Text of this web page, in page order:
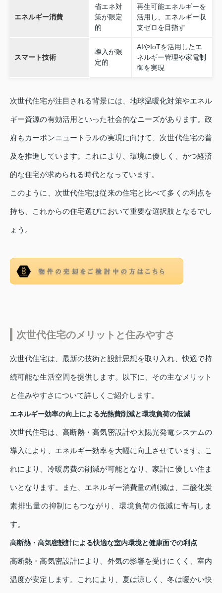
エネルギー消費
省エネ対
策が限定
的
再生可能エネルギーを
活用し、エネルギー収
支ゼロを目指す
スマート技術
導入が限
定的
AIやIoTを活用したエ
ネルギー管理や家電制
御を実現
次世代住宅が注目される背景には、地球温暖化対策やエネル
ギー資源の有効活用といった社会的なニーズがあります。政
府もカーボンニュートラルの実現に向けて、次世代住宅の普
及を推進しています。これにより、環境に優しく、かつ経済
的な住宅が求められる時代となっています。
このように、次世代住宅は従来の住宅と比べて多くの利点を
持ち、これからの住宅選びにおいて重要な選択肢となるでし
ょう。
次世代住宅のメリットと住みやすさ
次世代住宅は、最新の技術と設計思想を取り入れ、快適で持
続可能な生活空間を提供します。以下に、その主なメリット
と住みやすさについて詳しくご紹介します。
エネルギー効率の向上による光熱費削減と環境負荷の低減
次世代住宅は、高断熱・高気密設計や太陽光発電システムの
導入により、エネルギー効率を大幅に向上させています。こ
れにより、冷暖房費の削減が可能となり、家計に優しい住ま
いとなります。また、エネルギー消費量の削減は、二酸化炭
素排出量の抑制にもつながり、環境負荷の低減に寄与しま
す。
高断熱・高気密設計による快適な室内環境と健康面での利点
高断熱・高気密設計により、外気の影響を受けにくく、室内
温度が安定します。これにより、夏は涼しく、冬は暖かい快